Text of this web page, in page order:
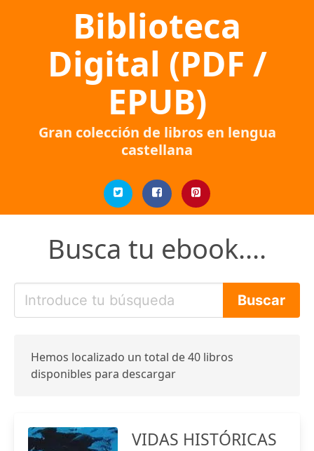
Biblioteca
Digital (PDF /
EPUB)
Gran colección de libros en lengua
castellana
Busca tu ebook....
Hemos localizado un total de 40 libros
disponibles para descargar
VIDAS HISTÓRICAS